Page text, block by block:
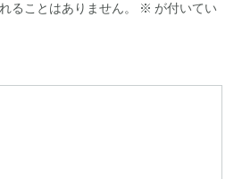
ることはありません。 ※ が付いてい